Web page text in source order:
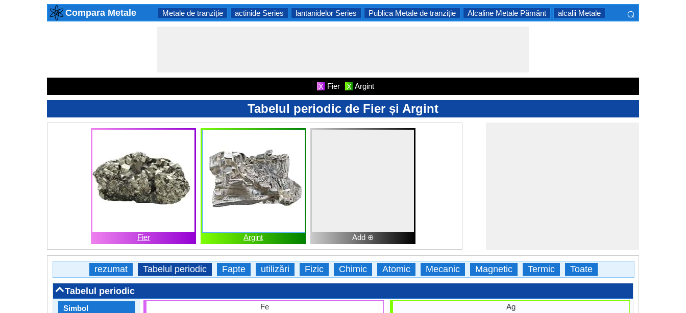
Compara Metale Metale de tranziție actinide Series lantanidelor Series Publica Metale de tranziție Alcaline Metale Pământ alcalii Metale ⌕
X Fier X Argint
Tabelul periodic de Fier și Argint
Fier Argint Add ⊕
rezumat Tabelul periodic Fapte utilizări Fizic Chimic Atomic Mecanic Magnetic Termic Toate
Tabelul periodic
Simbol Fe Ag